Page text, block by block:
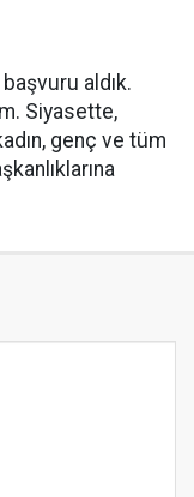
aldık.
Siyasette,
genç ve tüm